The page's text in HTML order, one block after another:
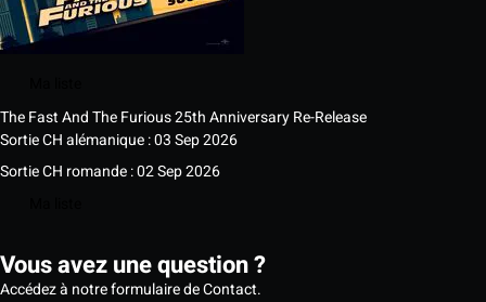
The Fast And The Furious 25th Anniversary Re-Release
Sortie CH alémanique : 03 Sep 2026
Sortie CH romande : 02 Sep 2026
Vous avez une question ?
Accédez à notre formulaire de Contact.